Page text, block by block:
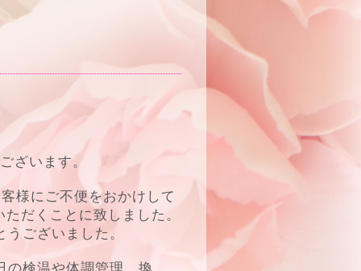
ざいます。
様にご不便をおかけして
だくことに致しました。
ございました。